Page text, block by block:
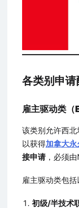
各类别申
雇主驱动类
该类别允许西北
以获得加拿大
接申请，必须由
雇主驱动类包括
初级/半技术